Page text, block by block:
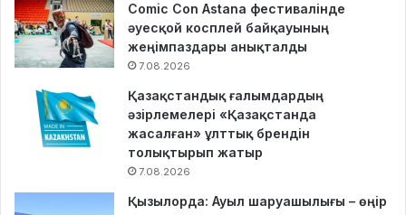
Comic Con Astana фестивалінде
әуесқой косплей байқауының
жеңімпаздары анықталды
7.08.2026
Қазақстандық ғалымдардың
әзірлемелері «Қазақстанда
жасалған» ұлттық брендін
толықтырып жатыр
7.08.2026
Қызылорда: Ауыл шаруашылығы – өңір